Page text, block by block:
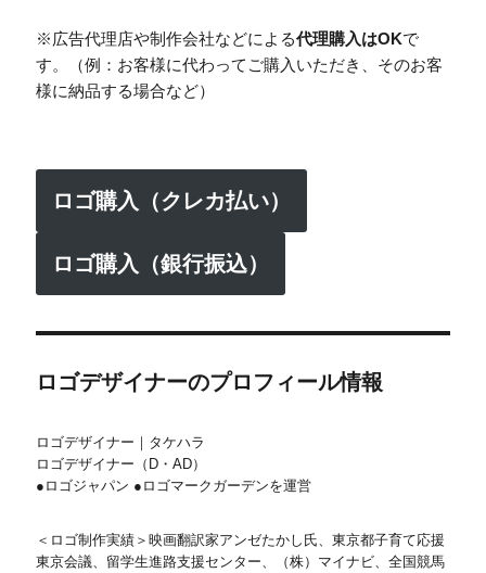
※広告代理店や制作会社などによる代理購入はOKで
す。（例：お客様に代わってご購入いただき、そのお客
様に納品する場合など）
ロゴ購入（クレカ払い）
ロゴ購入（銀行振込）
ロゴデザイナーのプロフィール情報
ロゴデザイナー｜タケハラ
ロゴデザイナー（D・AD）
●ロゴジャパン ●ロゴマークガーデンを運営
＜ロゴ制作実績＞映画翻訳家アンゼたかし氏、東京都子育て応援
東京会議、留学生進路支援センター、（株）マイナビ、全国競馬